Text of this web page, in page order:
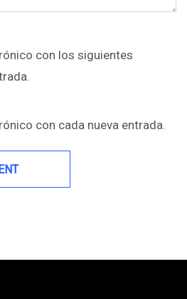
con los siguientes
con cada nueva entrada.